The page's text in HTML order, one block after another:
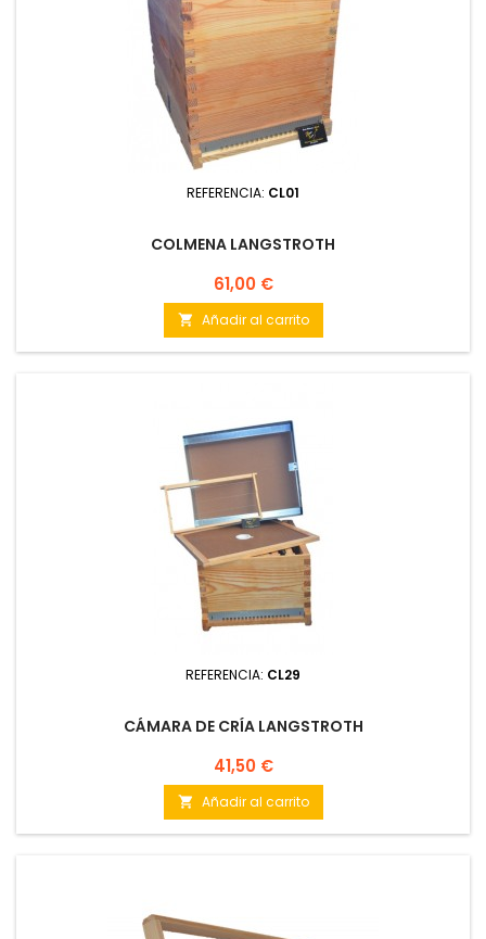
REFERENCIA: CL01
COLMENA LANGSTROTH
Precio
61,00 €
 Añadir al carrito
REFERENCIA: CL29
CÁMARA DE CRÍA LANGSTROTH
Precio
41,50 €
 Añadir al carrito